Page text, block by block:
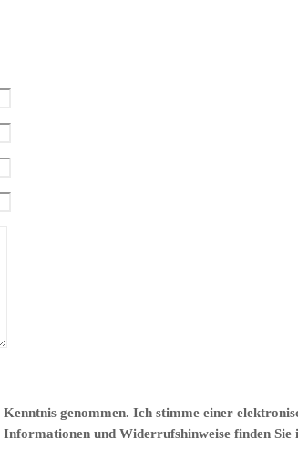
genommen. Ich stimme einer
und Widerrufshinweise finden Sie